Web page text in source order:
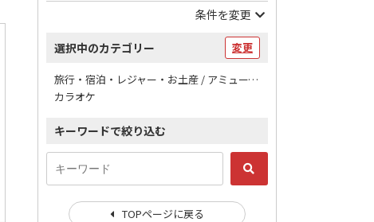
条件を変更
選択中のカテゴリー 変更
旅行・宿泊・レジャー・お土産 / アミューズメント
カラオケ
キーワードで絞り込む
TOPページに戻る